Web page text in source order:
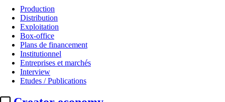
Production
Distribution
Exploitation
Box-office
Plans de financement
Institutionnel
Entreprises et marchés
Interview
Etudes / Publications